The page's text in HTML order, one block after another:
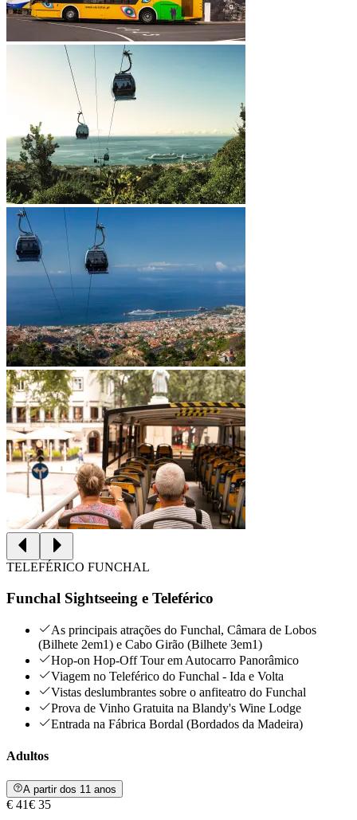
TELEFÉRICO FUNCHAL
Funchal Sightseeing e Teleférico
As principais atrações do Funchal, Câmara de Lobos
(Bilhete 2em1) e Cabo Girão (Bilhete 3em1)
Hop-on Hop-Off Tour em Autocarro Panorâmico
Viagem no Teleférico do Funchal - Ida e Volta
Vistas deslumbrantes sobre o anfiteatro do Funchal
Prova de Vinho Gratuita na Blandy's Wine Lodge
Entrada na Fábrica Bordal (Bordados da Madeira)
Adultos
A partir dos 11 anos
€ 41€ 35